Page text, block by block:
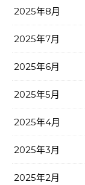
2025年8月
2025年7月
2025年6月
2025年5月
2025年4月
2025年3月
2025年2月